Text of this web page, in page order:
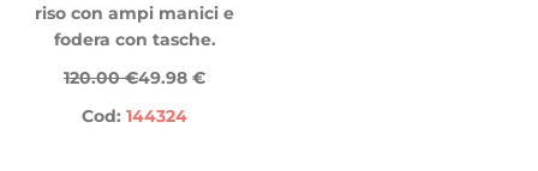
riso con ampi manici e
fodera con tasche.
120.00 €49.98 €
Cod: 144324